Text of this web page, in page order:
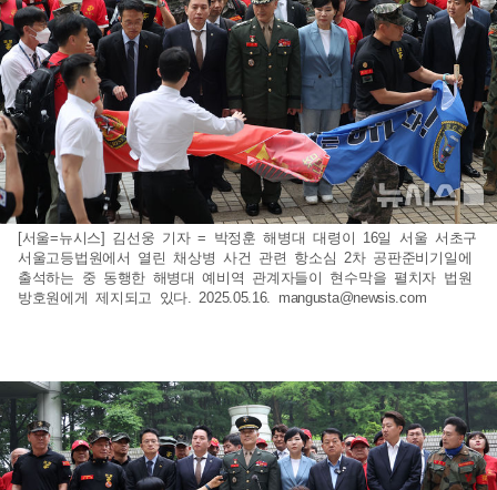
[서울=뉴시스] 김선웅 기자 = 박정훈 해병대 대령이 16일 서울 서초구
서울고등법원에서 열린 채상병 사건 관련 항소심 2차 공판준비기일에
출석하는 중 동행한 해병대 예비역 관계자들이 현수막을 펼치자 법원
방호원에게 제지되고 있다. 2025.05.16. mangusta@newsis.com